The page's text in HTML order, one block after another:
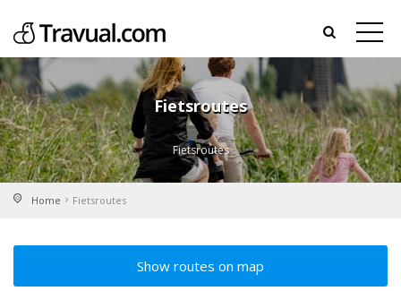
Fietsroutes
Fietsroutes
Home Fietsroutes
Show routes on map